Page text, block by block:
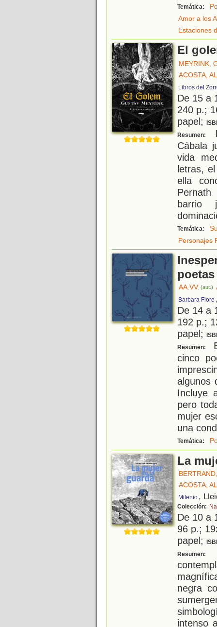
Temática:
Amor a los
Estaciones
El
MEYRINK,
ACOSTA,
Libros del
De 15 a
240 p.;
papel;
Resumen:
Cábala
vida
letras,
ella
barrio
Temática:
Personajes
AA.VV. (aut.)
Barbara Fiore
De 14 a
192 p.;
papel;
Resumen:
cinco
algunos
Incluye
pero
mujer
una
Temática:
La
ACOSTA,
Milenio ,
Colección:
De 10 a
96 p.;
papel;
Resumen:
negra
intenso